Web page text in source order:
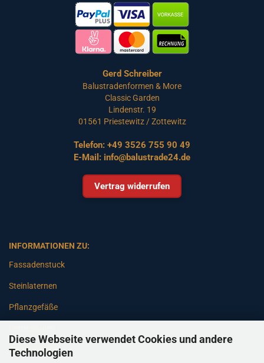
Diese Webseite verwendet Cookies und andere
Technologien
Gerd Schreiber
Balustradenformen & More
Classic Garden
Lindenstr. 19
01561 Priestewitz / Zottewitz
Telefon: +49 3526 755 90 49
E-Mail: info@balustrade24.de
Vertrag widerrufen
INFORMATIONEN ZU:
Fassadenstuck
Steinlaternen
Pflanzgefäße
Gartenbänke